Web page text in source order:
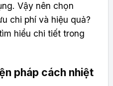
Vậy nên chọn
chi phí và hiệu quả?
hiểu chi tiết trong
pháp cách nhiệt